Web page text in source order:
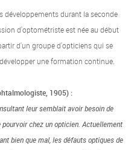
développements durant la seconde
d'optométriste est née au début
d'un groupe d'opticiens qui se
une formation continue.
1905) :
leur semblait avoir besoin de
chez un opticien. Actuellement
bien que mal, les défauts optiques de